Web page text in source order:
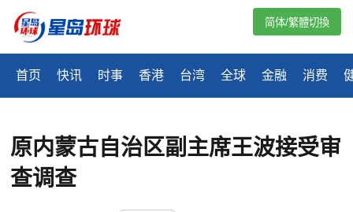
首页 快讯 时事 香港 台湾 全球 金融 消费
简体/繁體切換
原内蒙古自治区副主席王波接受审
查调查